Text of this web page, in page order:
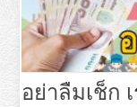
อย่าลืมเช็ก